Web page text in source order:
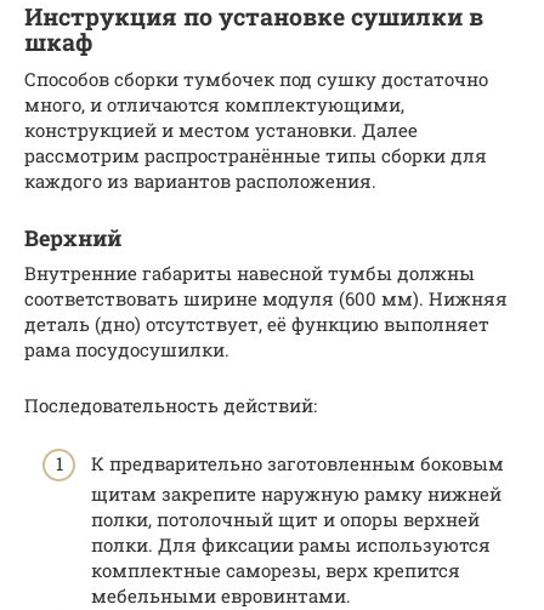
Инструкция по установке сушилки в
шкаф
Способов сборки тумбочек под сушку достаточно
много, и отличаются комплектующими,
конструкцией и местом установки. Далее
рассмотрим распространённые типы сборки для
каждого из вариантов расположения.
Верхний
Внутренние габариты навесной тумбы должны
соответствовать ширине модуля (600 мм). Нижняя
деталь (дно) отсутствует, её функцию выполняет
рама посудосушилки.
Последовательность действий:
К предварительно заготовленным боковым
щитам закрепите наружную рамку нижней
полки, потолочный щит и опоры верхней
полки. Для фиксации рамы используются
комплектные саморезы, верх крепится
мебельными евровинтами.